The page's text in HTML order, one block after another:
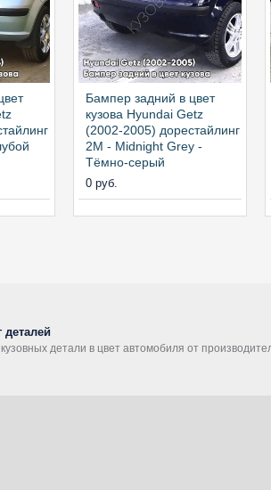
Бампер задний в цвет
кузова Hyundai Getz
(2002-2005) дорестайлинг
2M - Midnight Grey -
Тёмно-серый
0 руб.
деталей
кузовных детали в цвет автомобиля от